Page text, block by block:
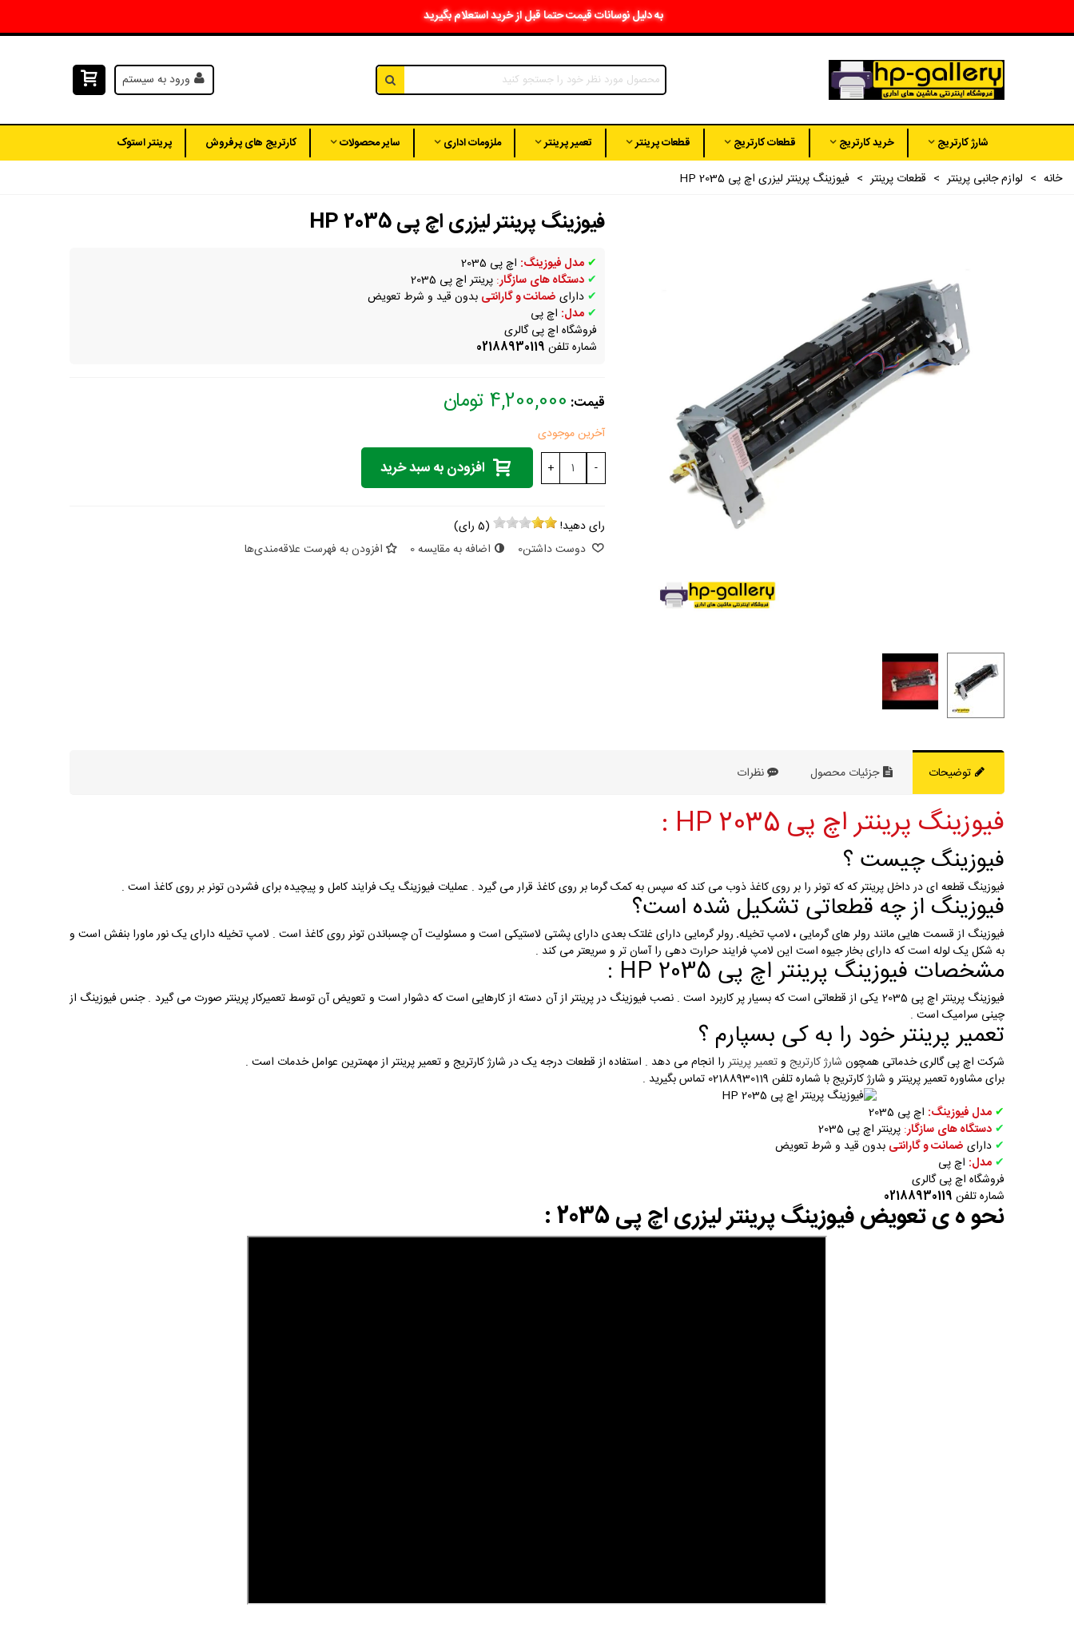
به دلیل نوسانات قیمت حتما قبل از خرید استعلام بگیرید
ورود به سیستم
شارژ کارتریج خرید کارتریج قطعات کارتریج قطعات پرینتر تعمیر پرینتر ملزومات اداری سایر محصولات کارتریج های پرفروش پرینتر استوک
خانه > لوازم جانبی پرینتر > قطعات پرینتر > فیوزینگ پرینتر لیزری اچ پی HP 2035
فیوزینگ پرینتر لیزری اچ پی HP 2035
✔ مدل فیوزینگ: اچ پی 2035
✔ دستگاه های سازگار: پرینتر اچ پی 2035
✔ دارای ضمانت و گارانتی بدون قید و شرط تعویض
✔ مدل: اچ پی
فروشگاه اچ پی گالری
شماره تلفن 02188930119
قیمت: 4,200,000 تومان
آخرین موجودی
-
+ افزودن به سبد خرید
رای دهید! (
5 رای)
دوست داشتن0 اضافه به مقایسه0 افزودن به فهرست علاقه‌مندی‌ها
توضیحات جزئیات محصول نظرات
فیوزینگ پرینتر اچ پی HP 2035 :
فیوزینگ چیست ؟
فیوزینگ قطعه ای در داخل پرینتر که که تونر را بر روی کاغذ ذوب می کند که سپس به کمک گرما بر روی کاغذ قرار می گیرد . عملیات فیوزینگ یک فرایند کامل و پیچیده برای فشردن تونر بر روی کاغذ است .
فیوزینگ از چه قطعاتی تشکیل شده است؟
فیوزینگ از قسمت هایی مانند رولر های گرمایی ، لامپ تخیله. رولر گرمایی دارای غلتک بعدی دارای پشتی لاستیکی است و مسئولیت آن چسباندن تونر روی کاغذ است . لامپ تخیله دارای یک نور ماورا بنفش است و
به شکل یک لوله است که دارای بخار جیوه است این لامپ فرایند حرارت دهی را آسان تر و سریعتر می کند .
مشخصات فیوزینگ پرینتر اچ پی HP 2035 :
فیوزینگ پرینتر اچ پی 2035 یکی از قطعاتی است که بسیار پر کاربرد است . نصب فیوزینگ در پرینتر از آن دسته از کارهایی است که دشوار است و تعویض آن توسط تعمیرکار پرینتر صورت می گیرد . جنس فیوزینگ از
چینی سرامیک است .
تعمیر پرینتر خود را به کی بسپارم ؟
شرکت اچ پی گالری خدماتی همچون شارژ کارتریج وتعمیر پرینتررا انجام می دهد . استفاده از قطعات درجه یک در شارژ کارتریج و تعمیر پرینتر از مهمترین عوامل خدمات است .
برای مشاوره تعمیر پرینتر و شارژ کارتریج با شماره تلفن 02188930119 تماس بگیرید .
✔ مدل فیوزینگ: اچ پی 2035
✔ دستگاه های سازگار: پرینتر اچ پی 2035
✔ دارای ضمانت و گارانتی بدون قید و شرط تعویض
✔ مدل: اچ پی
فروشگاه اچ پی گالری
شماره تلفن 02188930119
نحو ه ی تعویض فیوزینگ پرینتر لیزری اچ پی 2035 :